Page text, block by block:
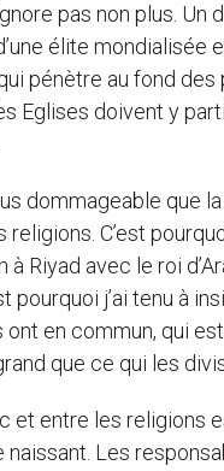
pas non plus. Un
élite mondialisée
pénètre au fond des
Eglises doivent y
dommageable que
religions. C’est
à Riyad avec le roi
pourquoi j’ai tenu à
ont en commun, qui
que ce qui les
et entre les religions
naissant. Les